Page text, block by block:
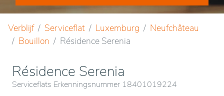
Verblijf Serviceflat Luxemburg
Neufchâteau
Bouillon
Résidence Serenia
Résidence Serenia
Serviceflats Erkenningsnummer 18401019224